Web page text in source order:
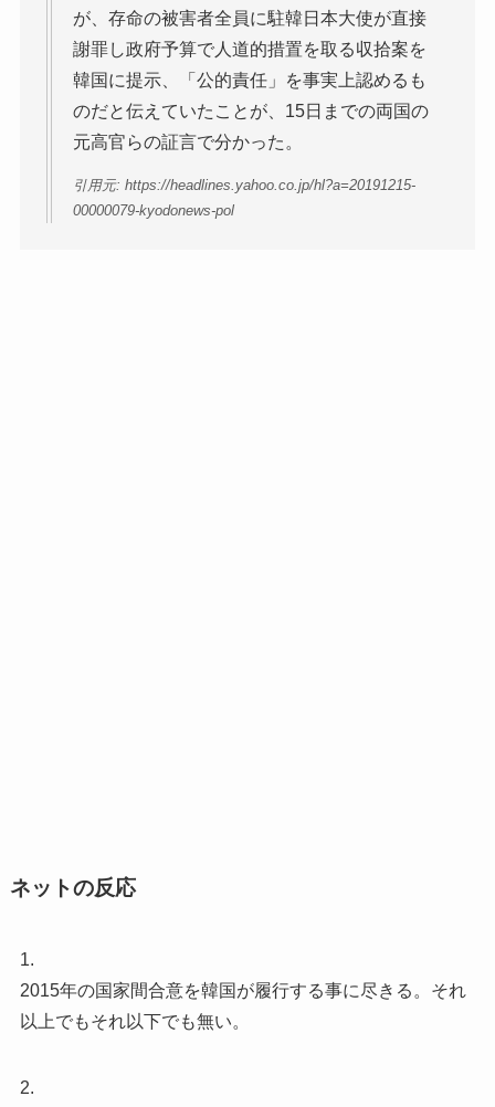
が、存命の被害者全員に駐韓日本大使が直接
謝罪し政府予算で人道的措置を取る収拾案を
韓国に提示、「公的責任」を事実上認めるも
のだと伝えていたことが、15日までの両国の
元高官らの証言で分かった。
引用元: https://headlines.yahoo.co.jp/hl?a=20191215-
00000079-kyodonews-pol
ネットの反応
1.
2015年の国家間合意を韓国が履行する事に尽きる。それ
以上でもそれ以下でも無い。
2.